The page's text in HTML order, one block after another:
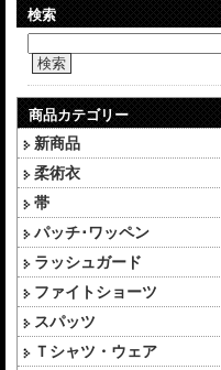
検索
検索
商品カテゴリー
新商品
柔術衣
帯
パッチ･ワッペン
ラッシュガード
ファイトショーツ
スパッツ
Ｔシャツ・ウェア